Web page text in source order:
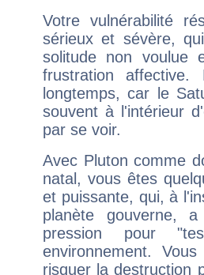
Votre vulnérabilité
sérieux et sévère,
solitude non voulue
frustration
longtemps, car le
souvent à l'intérieur
par se voir.
Avec Pluton comme
natal, vous êtes
et puissante, qui, à
planète gouverne,
pression pour
environnement.
risquer la destruction